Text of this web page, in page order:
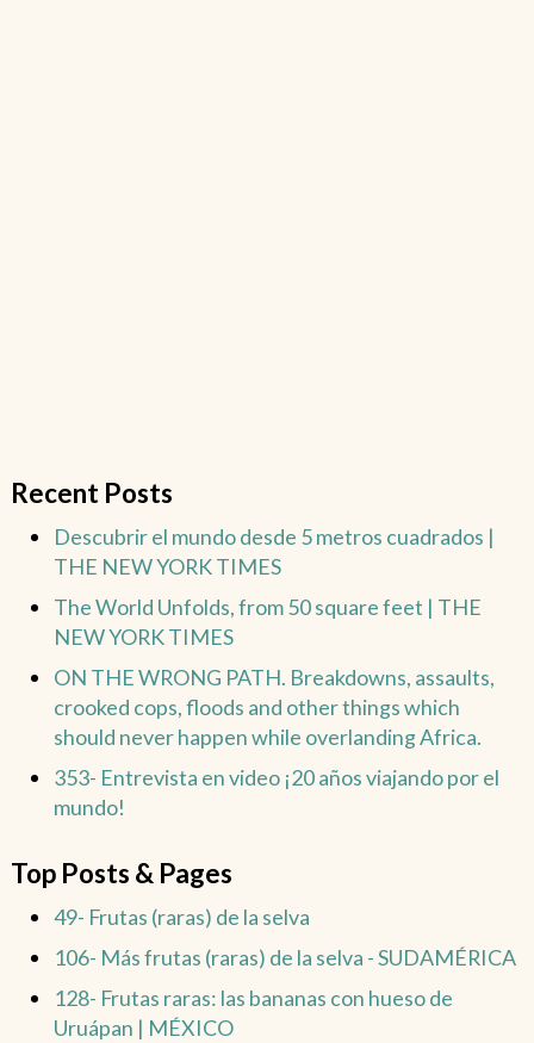
Recent Posts
Descubrir el mundo desde 5 metros cuadrados |
THE NEW YORK TIMES
The World Unfolds, from 50 square feet | THE
NEW YORK TIMES
ON THE WRONG PATH. Breakdowns, assaults,
crooked cops, floods and other things which
should never happen while overlanding Africa.
353- Entrevista en video ¡20 años viajando por el
mundo!
Top Posts & Pages
49- Frutas (raras) de la selva
106- Más frutas (raras) de la selva - SUDAMÉRICA
128- Frutas raras: las bananas con hueso de
Uruápan | MÉXICO